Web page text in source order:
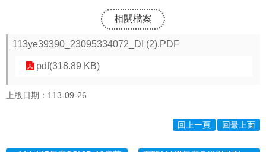
導
校
相關檔案
113ye39390_23095334072_DI (2).PDF
pdf(318.89 KB)
上版日期：113-09-26
回上一頁 回最上面